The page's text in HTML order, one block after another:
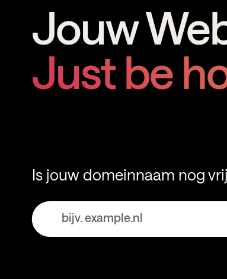
Jouw
Just be
Is jouw domeinnaam nog